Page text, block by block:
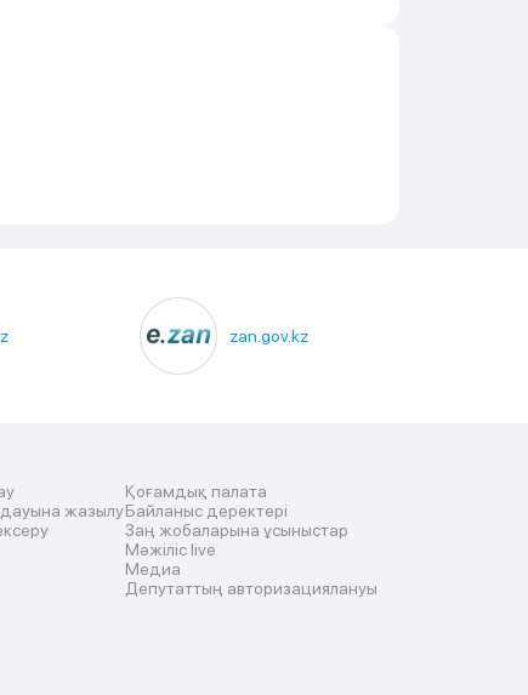
zan.gov.kz
жазылу
Қоғамдық палата
Байланыс деректері
Заң жобаларына ұсыныстар
Мәжіліс live
Медиа
Депутаттың авторизациялануы